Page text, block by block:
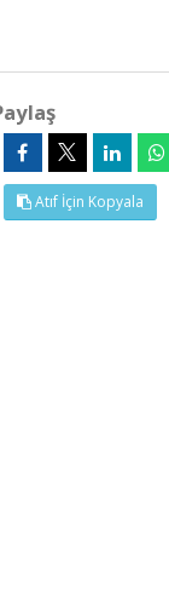
Atıf İçin Kopyala